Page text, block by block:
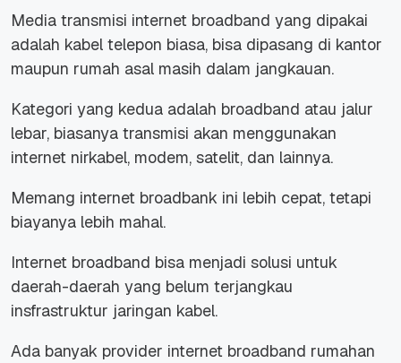
Media transmisi internet broadband yang dipakai
adalah kabel telepon biasa, bisa dipasang di kantor
maupun rumah asal masih dalam jangkauan.
Kategori yang kedua adalah broadband atau jalur
lebar, biasanya transmisi akan menggunakan
internet nirkabel, modem, satelit, dan lainnya.
Memang internet broadbank ini lebih cepat, tetapi
biayanya lebih mahal.
Internet broadband bisa menjadi solusi untuk
daerah-daerah yang belum terjangkau
insfrastruktur jaringan kabel.
Ada banyak provider internet broadband rumahan